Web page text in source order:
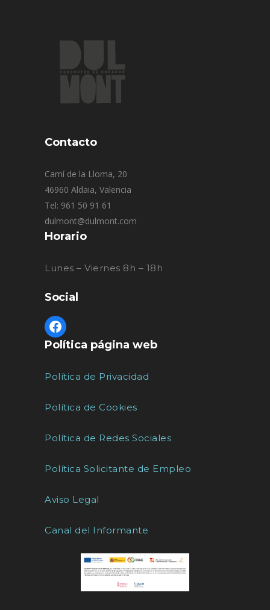
Contacto
Camí de la Lloma, 20
46960 Aldaia, Valencia
Tel: 961 50 91 61
dulmont@dulmont.com
Horario
Lunes – Viernes 8h – 18h
Social
Política página web
Política de Privacidad
Política de Cookies
Política de Redes Sociales
Política Solicitante de Empleo
Aviso Legal
Canal del Informante